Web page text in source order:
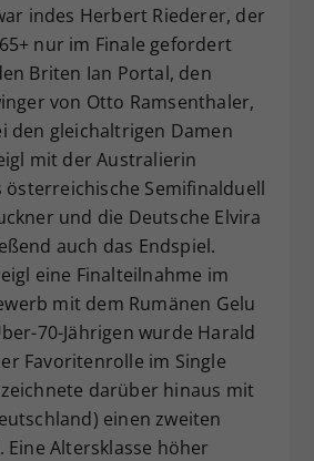
indes Herbert Riederer, der
nur im Finale gefordert
Briten Ian Portal, den
von Otto Ramsenthaler,
den gleichaltrigen Damen
mit der Australierin
österreichische Semifinalduell
und die Deutsche Elvira
auch das Endspiel.
eine Finalteilnahme im
mit dem Rumänen Gelu
70-Jährigen wurde Harald
Favoritenrolle im Single
darüber hinaus mit
einen zweiten
Eine Altersklasse höher